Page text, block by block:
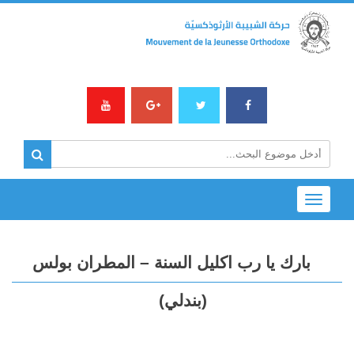
Toggle
navigation
بارك يا رب اكليل السنة – المطران بولس
(بندلي)